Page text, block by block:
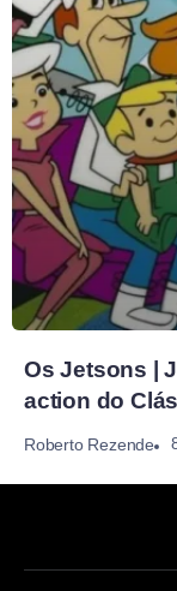
Os Jetsons |
action do
Roberto Rezende